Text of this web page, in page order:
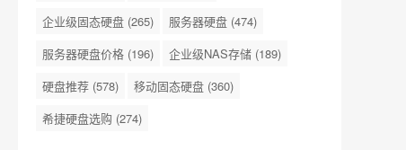
企业级固态硬盘 (265) 服务器硬盘 (474)
服务器硬盘价格 (196) 企业级NAS存储 (189)
硬盘推荐 (578) 移动固态硬盘 (360)
希捷硬盘选购 (274)